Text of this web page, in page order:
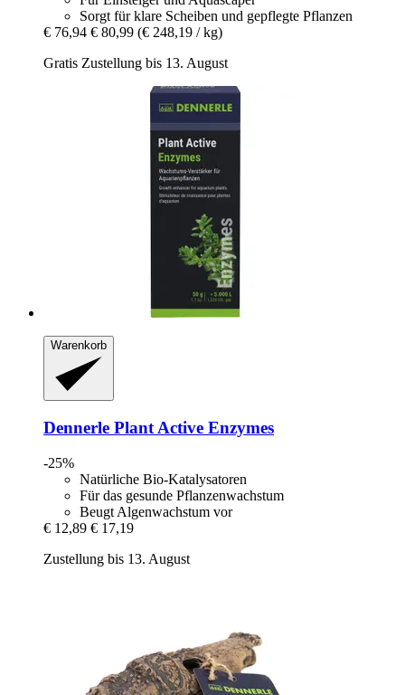
Sorgt für klare Scheiben und gepflegte Pflanzen
€ 76,94 € 80,99 (€ 248,19 / kg)
Gratis Zustellung bis 13. August
Warenkorb
Dennerle Plant Active Enzymes
-25%
Natürliche Bio-Katalysatoren
Für das gesunde Pflanzenwachstum
Beugt Algenwachstum vor
€ 12,89 € 17,19
Zustellung bis 13. August